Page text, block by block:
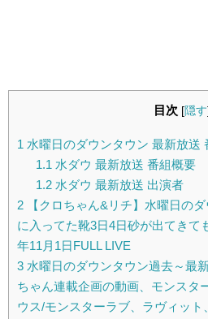
目次 [隠す]
1 水曜日のダウンタウン 最新放送
1.1 水ダウ 最新放送 番組概要
1.2水ダウ 最新放送 出演者
2 【クロちゃん&リチ】水曜日の
に入ってた靴3日4日砂が出てきて
年11月1日FULL LIVE
3 水曜日のダウンタウン過去～最
ちゃん連載企画の動画、モンスタ
ウス/モンスターラブ、ラヴィッ